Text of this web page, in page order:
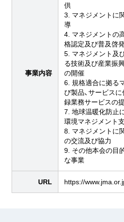
事業内容
供
3. マネジメントに
導
4. マネジメントの
格認定及び普及啓
5. マネジメント及
る技術及び産業振
の開催
6. 規格適合に拠る
び製品、サービス
録業務サービスの
7. 地球温暖化防止
環境マネジメント
8. マネジメントに
の交流及び協力
9. その他本会の目
な事業
URL https://